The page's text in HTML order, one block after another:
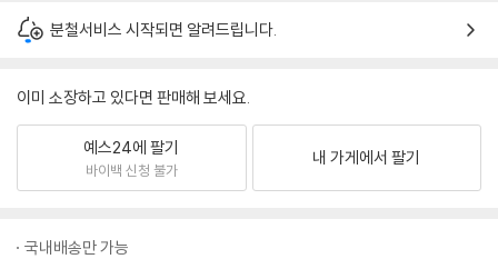
분철서비스 시작되면 알려드립니다.
이미 소장하고 있다면 판매해 보세요.
예스24에 팔기
바이백 신청 불가
내 가게에서 팔기
국내배송만 가능